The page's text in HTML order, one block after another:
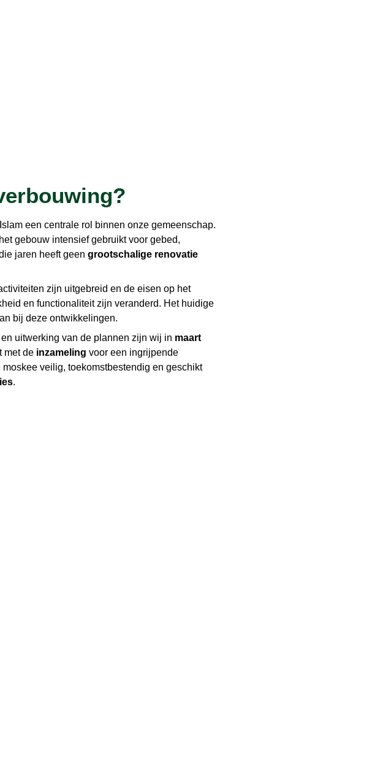
een centrale rol binnen onze gemeenschap.
gebouw intensief gebruikt voor gebed,
jaren heeft geengrootschalige renovatie
zijn uitgebreid en de eisen op het
en functionaliteit zijn veranderd. Het huidige
bij deze ontwikkelingen.
uitwerking van de plannen zijn wij in maart
met de inzamelingvoor een ingrijpende
veilig, toekomstbestendig en geschikt
.